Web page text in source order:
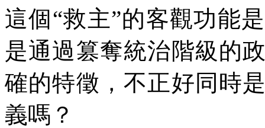
這個“救主”的客觀功能
是通過篡奪統治階級的
確的特徵，不正好同時
義嗎？